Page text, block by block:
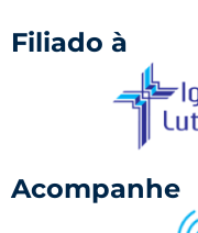
Filiado à
Acompanhe